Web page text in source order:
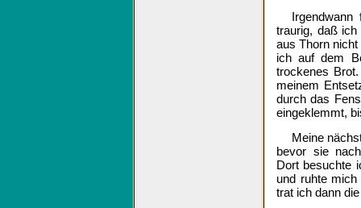
traurig, daß
aus Thorn
ich auf dem
trockenes
meinem
durch das
eingeklemmt,
Meine
bevor sie
Dort besuchte
und ruhte
trat ich dann